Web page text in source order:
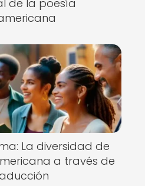
de la poesía
La diversidad de
a través de